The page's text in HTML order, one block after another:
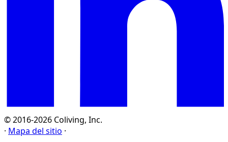
© 2016-2026 Coliving, Inc.
· Mapa del sitio ·